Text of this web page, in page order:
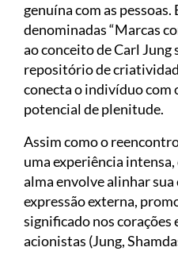
genuína com as pessoas.
denominadas “Marcas
ao conceito de Carl Jung
repositório de
conecta o indivíduo com
potencial de plenitude.
Assim como o
uma experiência
alma envolve alinhar
expressão externa,
significado nos corações
acionistas (Jung,